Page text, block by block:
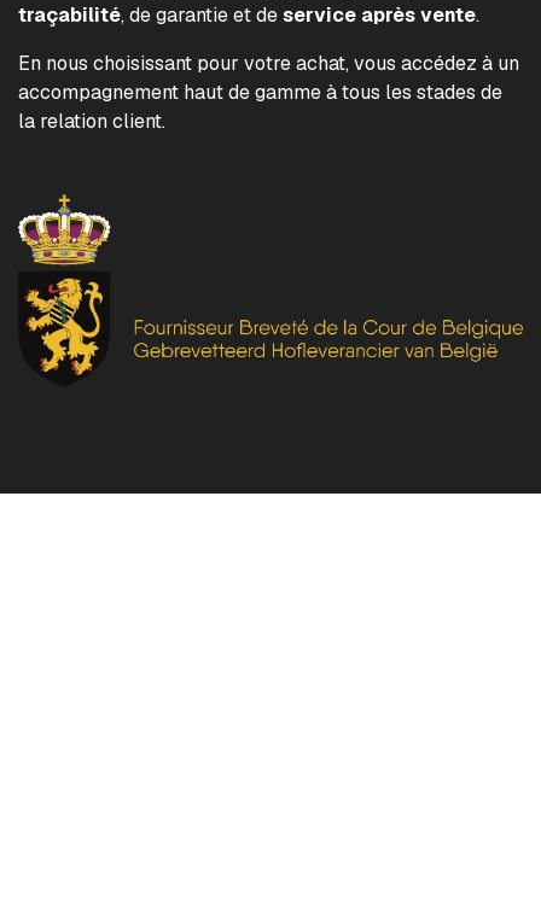
traçabilité, de garantie et deservice après vente.
En nous choisissant pour votre achat, vous accédez à un
accompagnement haut de gamme à tous les stades de
la relation client.